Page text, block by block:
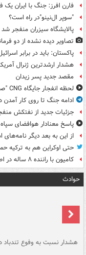
فارن افرز: جنگ با ایران
"سوپر ال‌نینو"در راه است؟
پالایشگاه سیزران منفجر شد
تصاویر دیده‌ نشده از دو
پاکستان: باید در برابر
هشدار ارشدترین ژنرال
مقصد جدید پسر زیدان
لحظه انفجار جایگاه CNG "صحنه" در دوربین مداربسته
ادامه جنگ تا روی کار آمدن
جزئیات جدید از نفتکش
پاسخ معنادار هوافضای
از این به بعد دیگر نامه‌های
حتی اوکراین هم به ترکیه
کامیون با راننده ۸ ساله در اصفهان توقیف شد
حوادث
هشدار نسبت به وفوع تندباد